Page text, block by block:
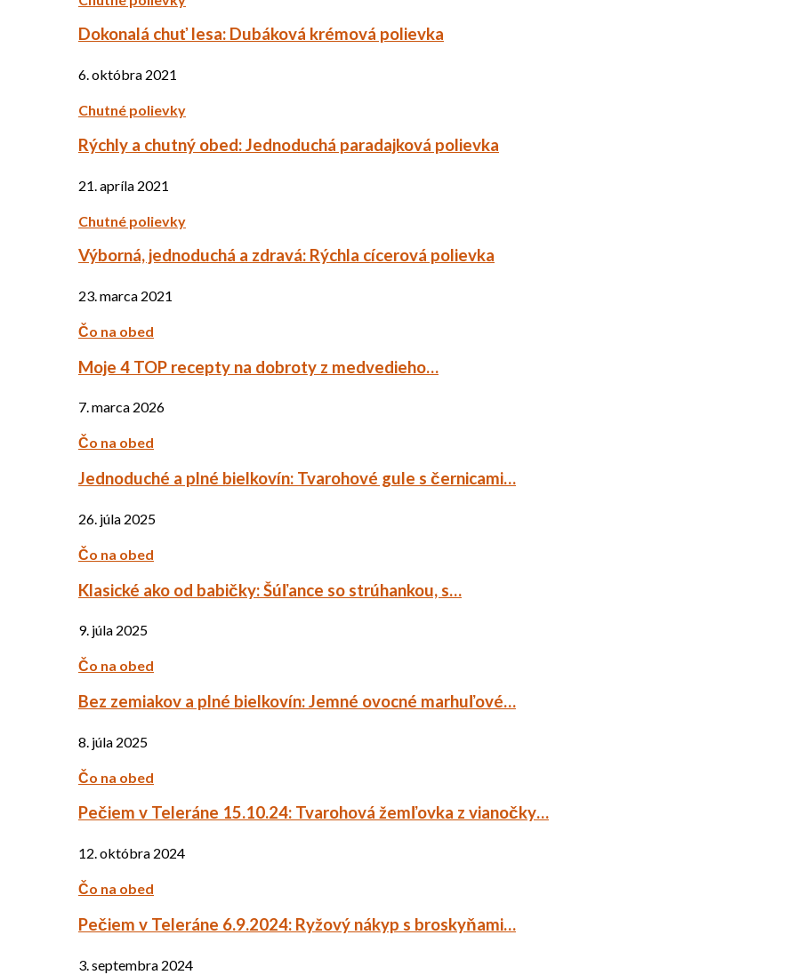
Dokonalá chuť lesa: Dubáková krémová polievka
6. októbra 2021
Chutné polievky
Rýchly a chutný obed: Jednoduchá paradajková polievka
21. apríla 2021
Chutné polievky
Výborná, jednoduchá a zdravá: Rýchla cícerová polievka
23. marca 2021
Čo na obed
Moje 4 TOP recepty na dobroty z medvedieho…
7. marca 2026
Čo na obed
Jednoduché a plné bielkovín: Tvarohové gule s černicami…
26. júla 2025
Čo na obed
Klasické ako od babičky: Šúľance so strúhankou, s…
9. júla 2025
Čo na obed
Bez zemiakov a plné bielkovín: Jemné ovocné marhuľové…
8. júla 2025
Čo na obed
Pečiem v Teleráne 15.10.24: Tvarohová žemľovka z vianočky…
12. októbra 2024
Čo na obed
Pečiem v Teleráne 6.9.2024: Ryžový nákyp s broskyňami…
3. septembra 2024